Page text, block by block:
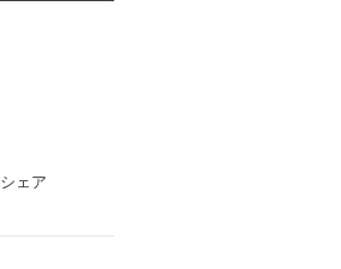
シェア